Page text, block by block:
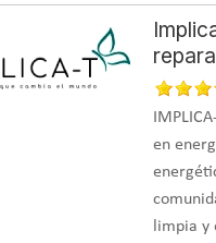
en
limpia y